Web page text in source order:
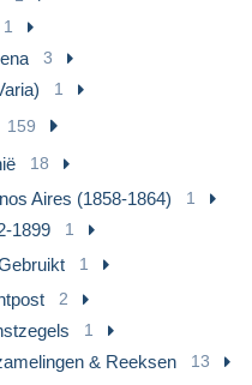
1
3
1
159
18
Aires (1858-1864) 1
1899 1
1
2
1
& Reeksen
13